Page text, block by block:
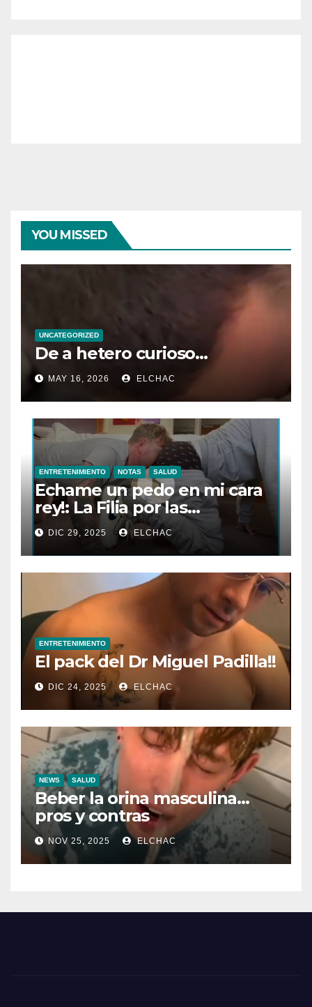
YOU MISSED
UNCATEGORIZED
De a hetero curioso…
MAY 16, 2026 ELCHAC
ENTRETENIMIENTO NOTAS SALUD
Echame un pedo en mi cara
rey!: La Filia por las
Flatulencias”
DIC 29, 2025 ELCHAC
ENTRETENIMIENTO
El pack del Dr Miguel Padilla!!
DIC 24, 2025 ELCHAC
NEWS SALUD
Beber la orina masculina…
pros y contras
NOV 25, 2025 ELCHAC